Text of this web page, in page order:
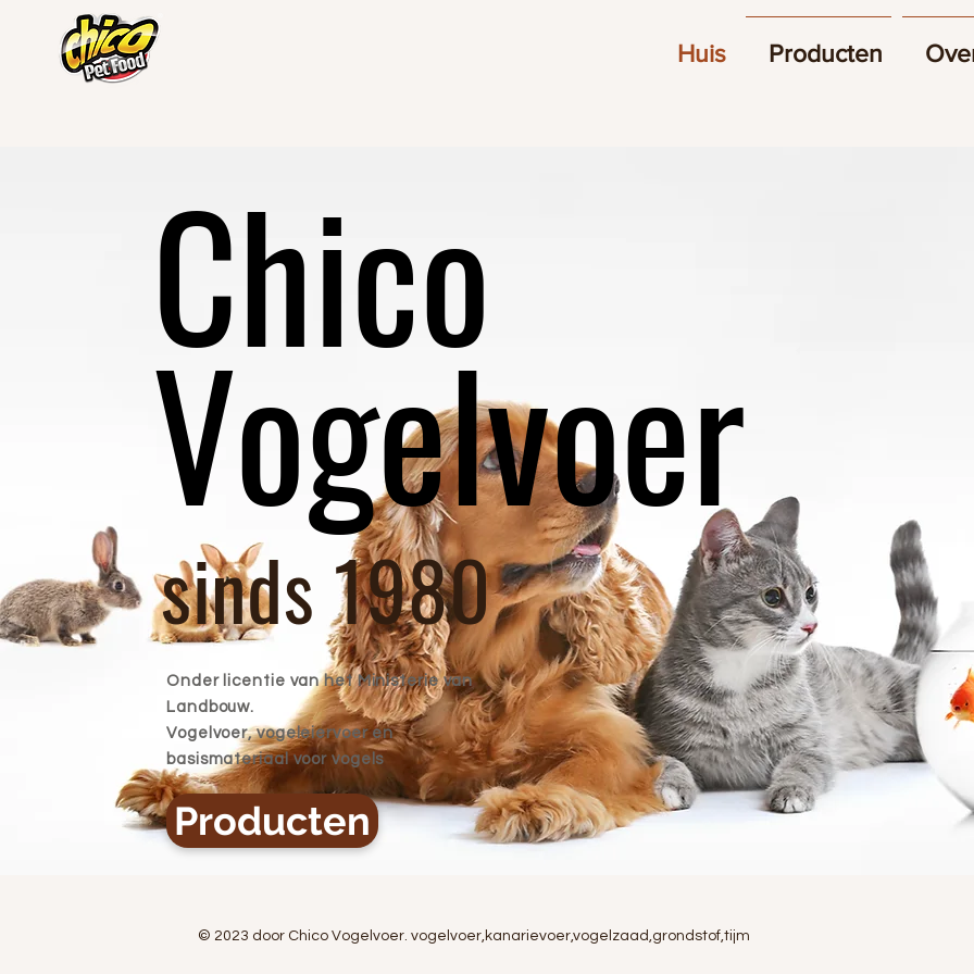
Huis Producten
Chico
Vogelvoer
sinds 1980
Onder licentie van het Ministerie van
Landbouw.
Vogelvoer, vogeleiervoer en
basismateriaal voor vogels
Producten
© 2023 door Chico Vogelvoer. vogelvoer,kanarievoer,vogelzaad,grondstof,tijm